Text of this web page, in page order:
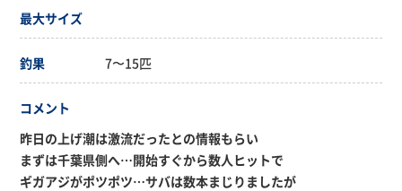
最大サイズ
釣果 7〜15匹
コメント
昨日の上げ潮は激流だったとの情報もらい
まずは千葉県側へ…開始すぐから数人ヒットで
ギガアジがポツポツ…サバは数本まじりましたが